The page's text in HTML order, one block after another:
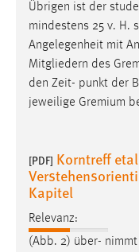
Übrigen ist der
mindestens 25 v. H.
Angelegenheit mit
Mitgliedern des
den Zeit- punkt der
jeweilige Gremium
[PDF] Korntreff
Kapitel
Relevanz:
(Abb. 2) über-